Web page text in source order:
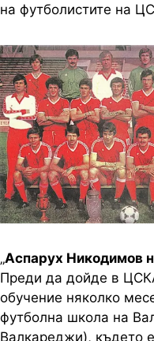
на футболистите на
„Аспарух Никодимов
Преди да дойде в
обучение няколко
футболна школа на
Валкареджи), където